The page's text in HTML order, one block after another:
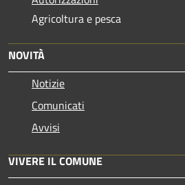
Agricoltura e pesca
NOVITÀ
Notizie
Comunicati
Avvisi
VIVERE IL COMUNE